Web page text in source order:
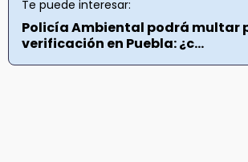
Te puede interesar:
Policía Ambiental podrá multar
verificación en Puebla: ¿c...